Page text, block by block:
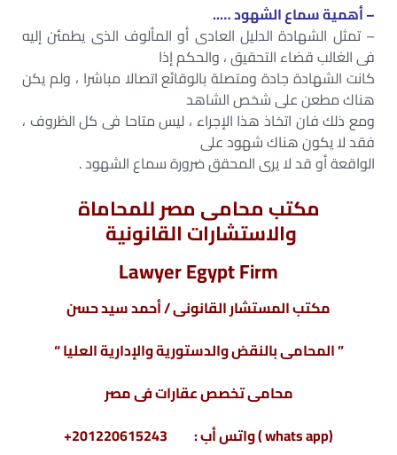
– أهمية سماع الشهود …..
– تمثل الشهادة الدليل العادى أو المألوف الذى يطمئن إليه
فى الغالب قضاء التحقيق ، والحكم إذا
كانت الشهادة جادة ومتصلة بالوقائع اتصالا مباشرا ، ولم يكن
هناك مطعن على شخص الشاهد
ومع ذلك فان اتخاذ هذا الإجراء ، ليس متاحا فى كل الظروف ،
فقد لا يكون هناك شهود على
الواقعة أو قد لا يرى المحقق ضرورة سماع الشهود .
مكتب محامى مصر للمحاماة
والاستشارات القانونية
Lawyer Egypt Firm
مكتب المستشار القانونى / أحمد سيد حسن
” المحامى بالنقض والدستورية والإدارية العليا “
محامى تخصص عقارات فى مصر
(whats app ) واتس أب : 201220615243+